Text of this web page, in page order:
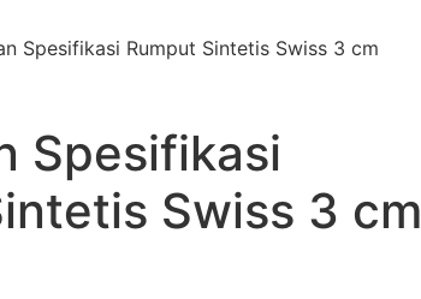
Spesifikasi Rumput Sintetis Swiss 3 cm
Spesifikasi
Swiss 3 cm